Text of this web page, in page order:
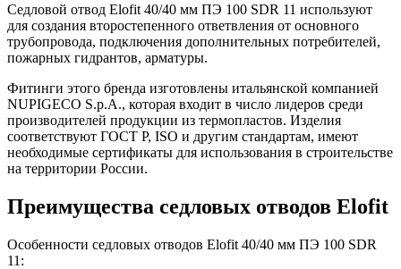
Седловой отвод Elofit 40/40 мм ПЭ 100 SDR 11 используют
для создания второстепенного ответвления от основного
трубопровода, подключения дополнительных потребителей,
пожарных гидрантов, арматуры.
Фитинги этого бренда изготовлены итальянской компанией
NUPIGECO S.p.A., которая входит в число лидеров среди
производителей продукции из термопластов. Изделия
соответствуют ГОСТ Р, ISO и другим стандартам, имеют
необходимые сертификаты для использования в строительстве
на территории России.
Преимущества седловых отводов Elofit
Особенности седловых отводов Elofit 40/40 мм ПЭ 100 SDR
11: